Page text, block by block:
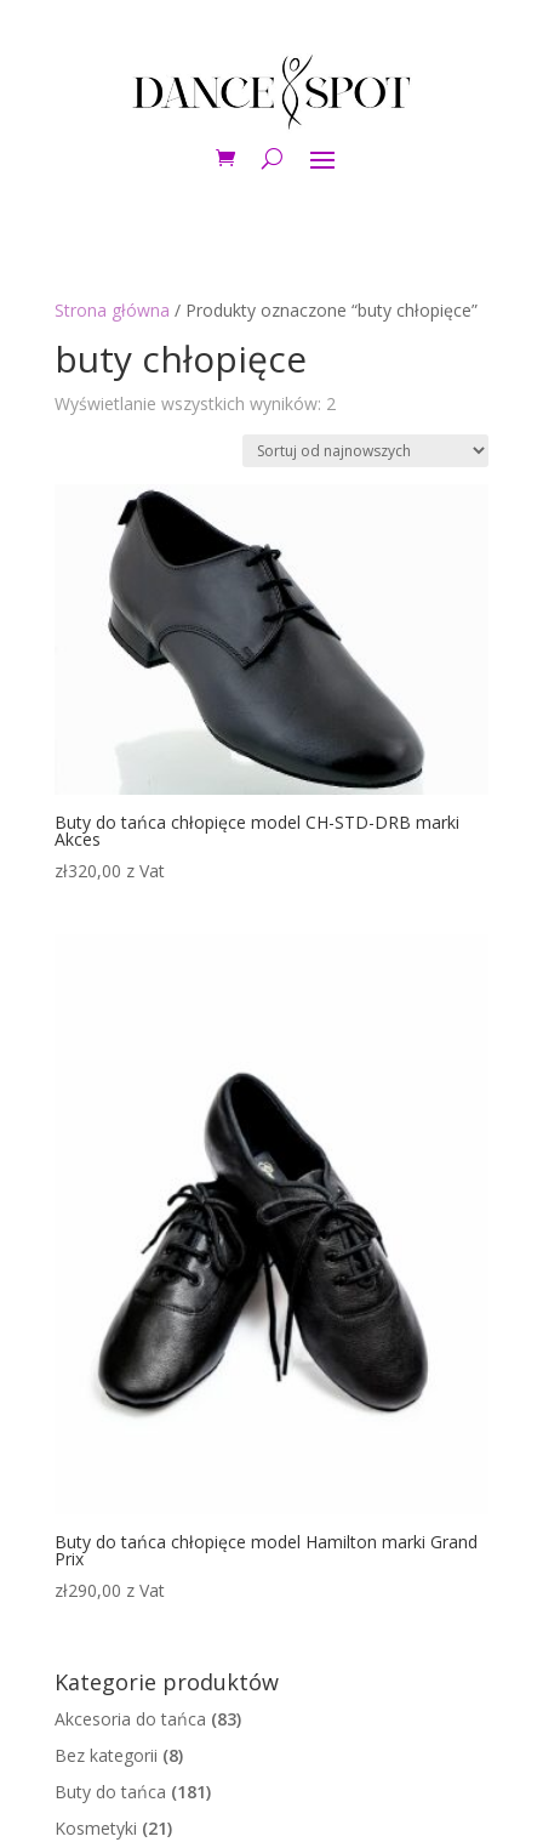
Strona główna / Produkty oznaczone “buty chłopięce”
buty chłopięce
Wyświetlanie wszystkich wyników: 2Posortowane
najnowszych
Buty do tańca chłopięce model CH-STD-DRB marki
Akces
zł320,00 z Vat
Buty do tańca chłopięce model Hamilton marki Grand
Prix
zł290,00 z Vat
Kategorie produktów
Akcesoria do tańca (83)
Bez kategorii (8)
Buty do tańca (181)
Kosmetyki (21)